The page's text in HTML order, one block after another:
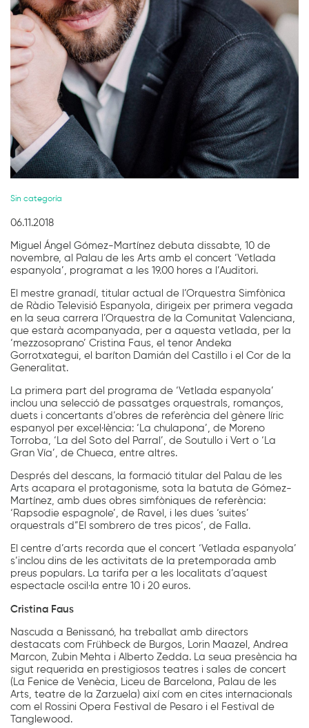
Sin categoría
06.11.2018
Miguel Ángel Gómez-Martínez debuta dissabte, 10 de
novembre, al Palau de les Arts amb el concert ‘Vetlada
espanyola’, programat a les 19.00 hores a l’Auditori.
El mestre granadí, titular actual de l’Orquestra Simfònica
de Ràdio Televisió Espanyola, dirigeix per primera vegada
en la seua carrera l’Orquestra de la Comunitat Valenciana,
que estarà acompanyada, per a aquesta vetlada, per la
‘mezzosoprano’ Cristina Faus, el tenor Andeka
Gorrotxategui, el baríton Damián del Castillo i el Cor de la
Generalitat.
La primera part del programa de ‘Vetlada espanyola’
inclou una selecció de passatges orquestrals, romanços,
duets i concertants d’obres de referència del gènere líric
espanyol per excel·lència: ‘La chulapona’, de Moreno
Torroba, ‘La del Soto del Parral’, de Soutullo i Vert o ‘La
Gran Vía’, de Chueca, entre altres.
Després del descans, la formació titular del Palau de les
Arts acapara el protagonisme, sota la batuta de Gómez-
Martínez, amb dues obres simfòniques de referència:
‘Rapsodie espagnole’, de Ravel, i les dues ‘suites’
orquestrals d”El sombrero de tres picos’, de Falla.
El centre d’arts recorda que el concert ‘Vetlada espanyola’
s’inclou dins de les activitats de la pretemporada amb
preus populars. La tarifa per a les localitats d’aquest
espectacle oscil·la entre 10 i 20 euros.
Cristina Faus
Nascuda a Benissanó, ha treballat amb directors
destacats com Frühbeck de Burgos, Lorin Maazel, Andrea
Marcon, Zubin Mehta i Alberto Zedda. La seua presència ha
sigut requerida en prestigiosos teatres i sales de concert
(La Fenice de Venècia, Liceu de Barcelona, Palau de les
Arts, teatre de la Zarzuela) així com en cites internacionals
com el Rossini Opera Festival de Pesaro i el Festival de
Tanglewood.